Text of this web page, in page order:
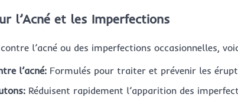
l’Acné et les Imperfections
l’acné ou des imperfections occasionnelles,
l’acné: Formulés pour traiter et prévenir les
Réduisent rapidement l’apparition des